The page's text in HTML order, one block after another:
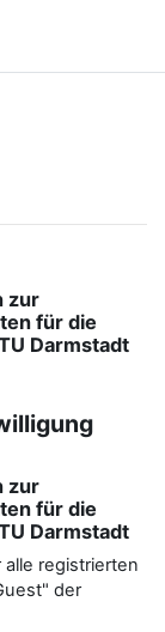
zur
für die
Darmstadt
zur
für die
Darmstadt
registrierten
der